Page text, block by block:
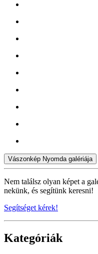
Vászonkép Nyomda galériája
Nem találsz olyan képet a
nekünk, és segítünk keresni!
Segítséget kérek!
Kategóriák